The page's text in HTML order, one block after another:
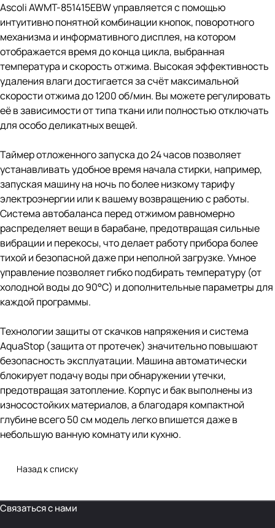
Ascoli AWMT-851415EBW управляется с помощью
интуитивно понятной комбинации кнопок, поворотного
механизма и информативного дисплея, на котором
отображается время до конца цикла, выбранная
температура и скорость отжима. Высокая эффективность
удаления влаги достигается за счёт максимальной
скорости отжима до 1200 об/мин. Вы можете регулировать
её в зависимости от типа ткани или полностью отключать
для особо деликатных вещей.
Таймер отложенного запуска до 24 часов позволяет
устанавливать удобное время начала стирки, например,
запуская машину на ночь по более низкому тарифу
электроэнергии или к вашему возвращению с работы.
Система автобаланса перед отжимом равномерно
распределяет вещи в барабане, предотвращая сильные
вибрации и перекосы, что делает работу прибора более
тихой и безопасной даже при неполной загрузке. Умное
управление позволяет гибко подбирать температуру (от
холодной воды до 90°C) и дополнительные параметры для
каждой программы.
Технологии защиты от скачков напряжения и система
AquaStop (защита от протечек) значительно повышают
безопасность эксплуатации. Машина автоматически
блокирует подачу воды при обнаружении утечки,
предотвращая затопление. Корпус и бак выполнены из
износостойких материалов, а благодаря компактной
глубине всего 50 см модель легко впишется даже в
небольшую ванную комнату или кухню.
Назад к списку
Связаться с нами